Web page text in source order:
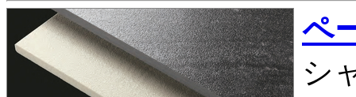
ペ
シ